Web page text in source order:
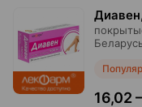
16,02